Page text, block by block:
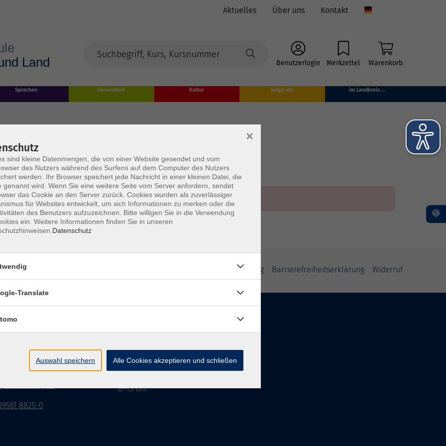
Aktuelles Über uns Kontakt
Benutzerlogin Merkzettel Warenkorb
Sprachen Gesundheit Kultur Junge vhs im Landkreis ...
AGB/Widerrufsbelehrung Barrierefreiheitserklärung Widerruf
15
8825-0
Montag bis Donnerstag:
8–13 Uhr und 13:30–17 Uhr
8–13 Uhr
sind kleine Datenmengen, die von einer Website gesendet und vom
des Nutzers während des Surfens auf dem Computer des Nutzers
werden. Ihr Browser speichert jede Nachricht in einer kleinen Datei, die
genannt wird. Wenn Sie eine weitere Seite vom Server anfordern, sendet
das Cookie an den Server zurück. Cookies wurden als zuverlässiger
für Websites entwickelt, um sich Informationen zu merken oder die
des Benutzers aufzuzeichnen. Bitte willigen Sie in die Verwendung
ein. Weitere Informationen finden Sie in unseren
Datenschutz
×
Translate
Auswahl speichern Alle Cookies akzeptieren und schließen